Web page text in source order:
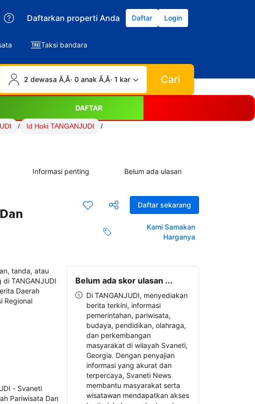
Daftarkan properti Anda Daftar Login
Taksi bandara
out 2 dewasa Ã‚Â· 0 anak Ã‚Â· 1 kamar Cari
DAFTAR
/ Id Hoki TANGANJUDI
/
Informasi penting Belum ada ulasan
Daftar sekarang
Kami Samakan
Harganya
Belum ada skor ulasan ...
Di TANGANJUDI, menyediakan
berita terkini, informasi
pemerintahan, pariwisata,
budaya, pendidikan, olahraga,
dan perkembangan
masyarakat di wilayah Svaneti,
Georgia. Dengan penyajian
informasi yang akurat dan
terpercaya, Svaneti News
membantu masyarakat serta
wisatawan mendapatkan akses